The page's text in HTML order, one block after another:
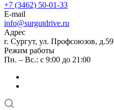
+7 (3462) 50-01-33
E-mail
info@surgutdrive.ru
Адрес
г. Сургут, ул. Профсоюзов, д.59
Режим работы
Пн. – Вс.: с 9:00 до 21:00